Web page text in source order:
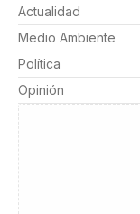
Actualidad
Medio Ambiente
Política
Opinión